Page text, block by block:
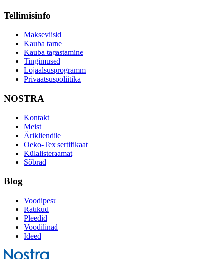
Tellimisinfo
Makseviisid
Kauba tarne
Kauba tagastamine
Tingimused
Lojaalsusprogramm
Privaatsuspoliitika
NOSTRA
Kontakt
Meist
Ärikliendile
Oeko-Tex sertifikaat
Külalisteraamat
Sõbrad
Blog
Voodipesu
Rätikud
Pleedid
Voodilinad
Ideed